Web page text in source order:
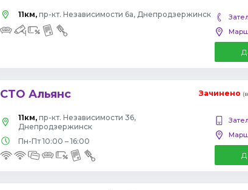
11км, пр-кт. Независимости 6а, Днепродзержинск
СТО Альянс Зачинено
11км, пр-кт. Независимости 36,
Днепродзержинск
Пн-Пт 10:00 – 16:00